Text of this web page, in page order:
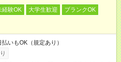
経験OK 大学生歓迎
ブランクOK
いもOK（規定あり）